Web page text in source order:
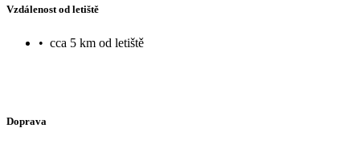
Vzdálenost od letiště
• cca 5 km od letiště
Doprava